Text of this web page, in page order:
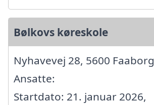
Bølkovs køreskole
Nyhavevej 28, 5600 Faaborg
Ansatte:
Startdato: 21. januar 2026,